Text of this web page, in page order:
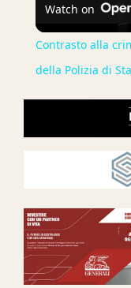
Watch on
Contrasto alla
della Polizia di